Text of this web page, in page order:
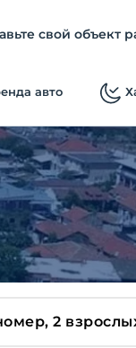
свой объект
авто